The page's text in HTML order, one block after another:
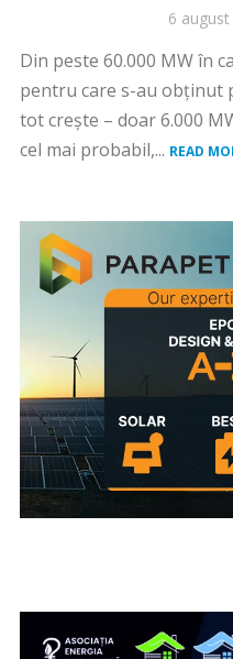
6
Din peste 60.000 MW în
pentru care s-au obținut
tot crește – doar 6.000
cel mai probabil,... READ